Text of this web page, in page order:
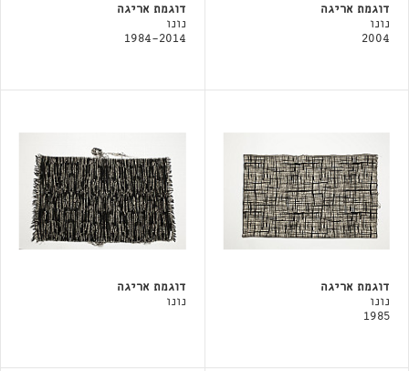
דוגמת אריגה
נונו
2004
דוגמת אריגה
נונו
1984-2014
דוגמת אריגה
נונו
1985
דוגמת אריגה
נונו